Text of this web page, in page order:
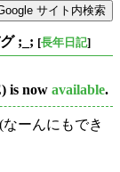
;_; [長年日記]
is now available.
ーんにもでき